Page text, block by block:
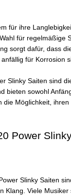
für ihre
für regelmäßige
sorgt dafür, dass
für Korrosion
Slinky Saiten sind
bieten sowohl
die Möglichkeit, ihren
Power
Slinky Saiten
Klang. Viele Musiker